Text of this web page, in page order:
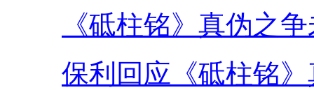
《砥柱铭》真伪之
保利回应《砥柱铭